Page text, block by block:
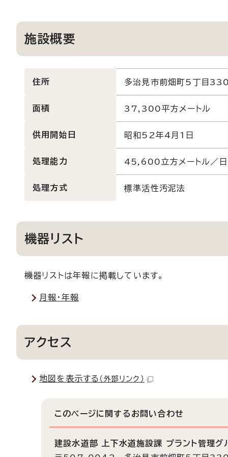
施設概要
住所 多治見市前畑町5丁目
面積 37,300平方メートル
供用開始日 昭和52年4月1日
処理能力 45,600立方メートル／日
処理方式 標準活性汚泥法
機器リスト
機器リストは年報に掲載しています。
月報・年報
アクセス
地図を表示する （外部リンク）
このページに関する お問い合わせ
建設水道部 上下水道施設課 プラント管理グ